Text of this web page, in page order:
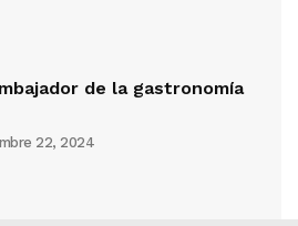
de la gastronomía
22, 2024